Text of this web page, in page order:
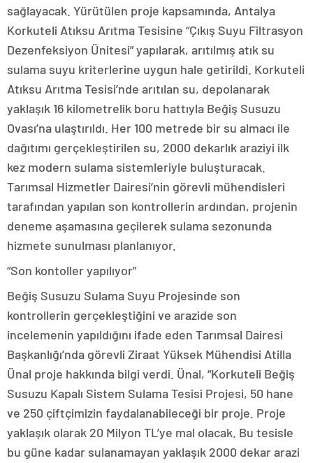
sağlayacak. Yürütülen proje kapsamında, Antalya
Korkuteli Atıksu Arıtma Tesisine “Çıkış Suyu Filtrasyon
Dezenfeksiyon Ünitesi” yapılarak, arıtılmış atık su
sulama suyu kriterlerine uygun hale getirildi. Korkuteli
Atıksu Arıtma Tesisi’nde arıtılan su, depolanarak
yaklaşık 16 kilometrelik boru hattıyla Beğiş Susuzu
Ovası’na ulaştırıldı. Her 100 metrede bir su almacı ile
dağıtımı gerçekleştirilen su, 2000 dekarlık araziyi ilk
kez modern sulama sistemleriyle buluşturacak.
Tarımsal Hizmetler Dairesi’nin görevli mühendisleri
tarafından yapılan son kontrollerin ardından, projenin
deneme aşamasına geçilerek sulama sezonunda
hizmete sunulması planlanıyor.
“Son kontoller yapılıyor”
Beğiş Susuzu Sulama Suyu Projesinde son
kontrollerin gerçekleştiğini ve arazide son
incelemenin yapıldığını ifade eden Tarımsal Dairesi
Başkanlığı’nda görevli Ziraat Yüksek Mühendisi Atilla
Ünal proje hakkında bilgi verdi. Ünal, “Korkuteli Beğiş
Susuzu Kapalı Sistem Sulama Tesisi Projesi, 50 hane
ve 250 çiftçimizin faydalanabileceği bir proje. Proje
yaklaşık olarak 20 Milyon TL’ye mal olacak. Bu tesisle
bu güne kadar sulanamayan yaklaşık 2000 dekar arazi